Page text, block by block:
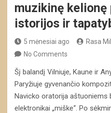
muzikinę
istorijos ir
5 mėnesiai ago
Rasa
No Comments
Šį balandį Vilniuje, Kaune ir
Paryžiuje gyvenančio
Navicko oratorija aštuoniems
elektronikai „miške“. Po